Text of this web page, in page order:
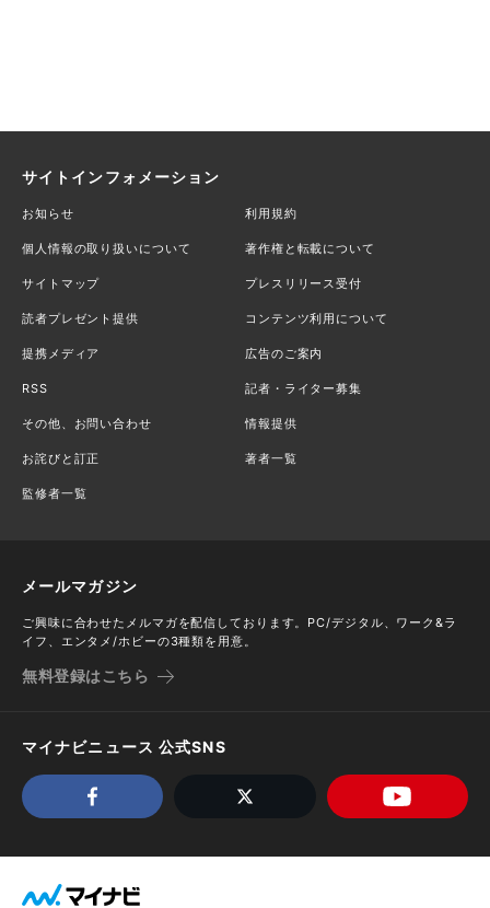
サイトインフォメーション
お知らせ 利用規約
個人情報の取り扱いについて 著作権と転載について
サイトマップ プレスリリース受付
読者プレゼント提供 コンテンツ利用について
提携メディア 広告のご案内
RSS 記者・ライター募集
その他、お問い合わせ 情報提供
お詫びと訂正 著者一覧
監修者一覧
メールマガジン
ご興味に合わせたメルマガを配信しております。PC/デジタル、ワーク&ラ
イフ、エンタメ/ホビーの3種類を用意。
無料登録はこちら
マイナビニュース 公式SNS